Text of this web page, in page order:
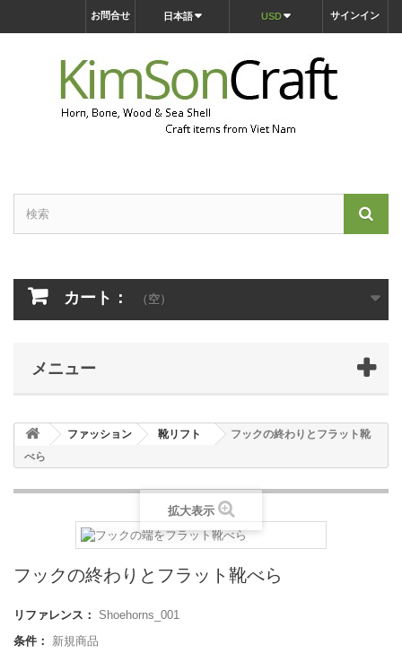
サインイン
USD
日本語
お問合せ
カート： （空）
メニュー
ファッション 靴リフト
フックの終わりとフラット靴
べら
拡大表示
フックの終わりとフラット靴べら
リファレンス：
Shoehorns_001
条件：
新規商品